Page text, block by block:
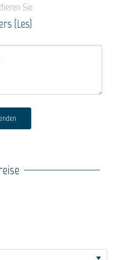
Sie
(Les)